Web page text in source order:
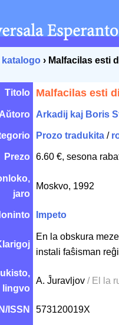
katalogo › Malfacilas esti
Titolo Malfacilas esti
Aŭtoro Arkadij kaj Boris
Prozo tradukita /
Prezo 6.60 €, sesona
jaro
Moskvo, 1992
Impeto
En la obskura
instali faŝisman
lingvo
A. Ĵuravljov / El la
ISSN 573120019X